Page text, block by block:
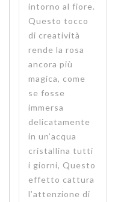
intorno al fiore.
Questo tocco
di creatività
rende la rosa
ancora più
magica, come
se fosse
immersa
delicatamente
in un’acqua
cristallina tutti
i giorni, Questo
effetto cattura
l’attenzione di